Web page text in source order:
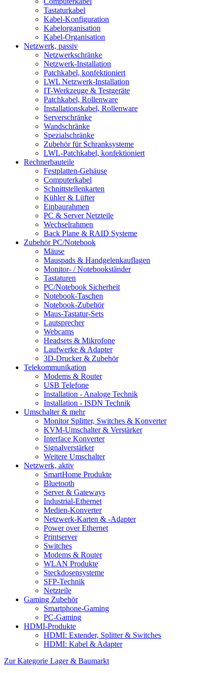
Tastaturkabel
Kabel-Konfiguration
Kabelorganisation
Kabel-Organisation
Netzwerk, passiv
Netzwerkschränke
Netzwerk-Installation
Patchkabel, konfektioniert
LWL Netzwerk-Installation
IT-Werkzeuge & Testgeräte
Patchkabel, Rollenware
Installationskabel, Rollenware
Serverschränke
Wandschränke
Spezialschränke
Zubehör für Schranksysteme
LWL-Patchkabel, konfektioniert
Rechnerbauteile
Festplatten-Gehäuse
Computerkabel
Schnittstellenkarten
Kühler & Lüfter
Einbaurahmen
PC & Server Netzteile
Wechselrahmen
Back Plane & RAID Systeme
Zubehör PC/Notebook
Mäuse
Mauspads & Handgelenkauflagen
Monitor- / Notebookständer
Tastaturen
PC/Notebook Sicherheit
Notebook-Taschen
Notebook-Zubehör
Maus-Tastatur-Sets
Lautsprecher
Webcams
Headsets & Mikrofone
Laufwerke & Adapter
3D-Drucker & Zubehör
Telekommunikation
Modems & Router
USB Telefone
Installation - Analoge Technik
Installation - ISDN Technik
Umschalter & mehr
Monitor Splitter, Switches & Konverter
KVM-Umschalter & Verstärker
Interface Konverter
Signalverstärker
Weitere Umschalter
Netzwerk, aktiv
SmartHome Produkte
Bluetooth
Server & Gateways
Industrial-Ethernet
Medien-Konverter
Netzwerk-Karten & -Adapter
Power over Ethernet
Printserver
Switches
Modems & Router
WLAN Produkte
Steckdosensysteme
SFP-Technik
Netzteile
Gaming Zubehör
Smartphone-Gaming
PC-Gaming
HDMI-Produkte
HDMI: Extender, Splitter & Switches
HDMI: Kabel & Adapter
Zur Kategorie Lager & Baumarkt